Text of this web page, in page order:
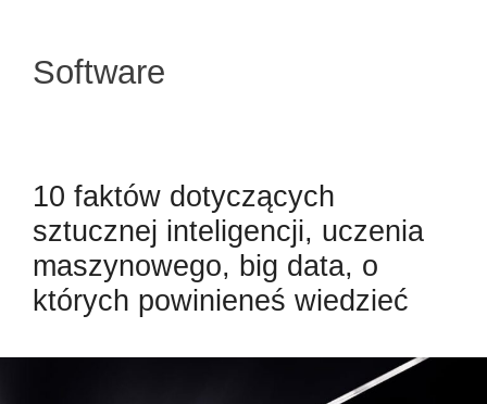
Software
10 faktów dotyczących
sztucznej inteligencji, uczenia
maszynowego, big data, o
których powinieneś wiedzieć